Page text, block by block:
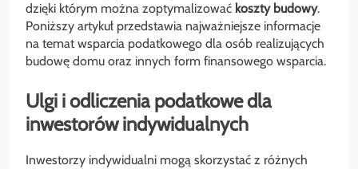
dzięki którym można zoptymalizować koszty budowy.
Poniższy artykuł przedstawia najważniejsze informacje
na temat wsparcia podatkowego dla osób realizujących
budowę domu oraz innych form finansowego wsparcia.
Ulgi i odliczenia podatkowe dla
inwestorów indywidualnych
Inwestorzy indywidualni mogą skorzystać z różnych